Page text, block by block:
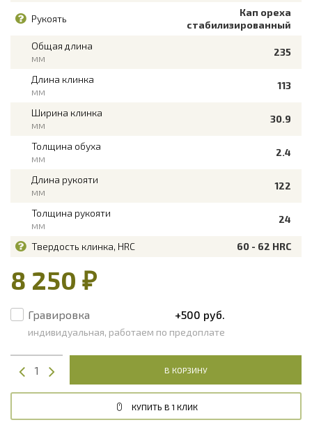
Рукоять
Кап ореха
стабилизированный
Общая длина
мм
235
Длина клинка
мм
113
Ширина клинка
мм
30.9
Толщина обуха
мм
2.4
Длина рукояти
мм
122
Толщина рукояти
мм
24
Твердость клинка, HRC 60 - 62 HRC
8 250 ₽
Гравировка +500 руб.
индивидуальная, работаем по предоплате
В КОРЗИНУ
КУПИТЬ В 1 КЛИК